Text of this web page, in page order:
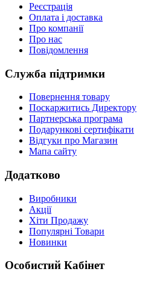
Реєстрація
Оплата і доставка
Про компанії
Про нас
Повідомлення
Служба підтримки
Повернення товару
Поскаржитись Директору
Партнерська програма
Подарункові сертифікати
Відгуки про Магазин
Мапа сайту
Додатково
Виробники
Акції
Хіти Продажу
Популярні Товари
Новинки
Особистий Кабінет